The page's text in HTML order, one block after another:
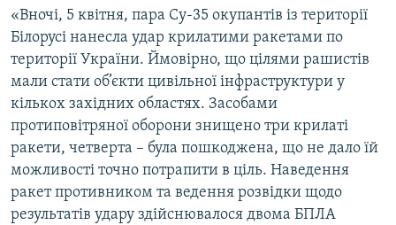
«Вночі, 5 квітня, пара Су-35 окупантів із території
Білорусі нанесла удар крилатими ракетами по
території України. Ймовірно, що цілями рашистів
мали стати об’єкти цивільної інфраструктури у
кількох західних областях. Засобами
протиповітряної оборони знищено три крилаті
ракети, четверта – була пошкоджена, що не дало їй
можливості точно потрапити в ціль. Наведення
ракет противником та ведення розвідки щодо
результатів удару здійснювалося двома БПЛА